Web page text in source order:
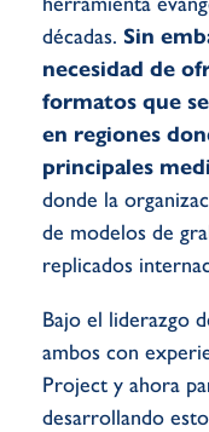
décadas. Sin
necesidad de
formatos que
en regiones
principales
donde la
de modelos de
replicados
Bajo el liderazgo
ambos con
Project y ahora
desarrollando